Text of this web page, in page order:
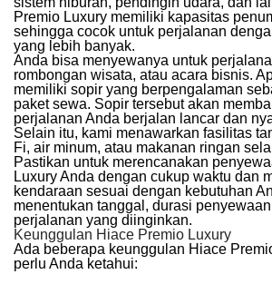
Premio Luxury memiliki kapasitas
sehingga cocok untuk perjalanan
yang lebih banyak.
Anda bisa menyewanya untuk
rombongan wisata, atau acara bisnis.
memiliki sopir yang berpengalaman
paket sewa. Sopir tersebut akan
perjalanan Anda berjalan lancar dan
Selain itu, kami menawarkan fasilitas
Fi, air minum, atau makanan ringan
Pastikan untuk merencanakan
Luxury Anda dengan cukup waktu dan
kendaraan sesuai dengan kebutuhan
menentukan tanggal, durasi
perjalanan yang diinginkan.
Keunggulan Hiace Premio Luxury
Ada beberapa keunggulan Hiace
perlu Anda ketahui: